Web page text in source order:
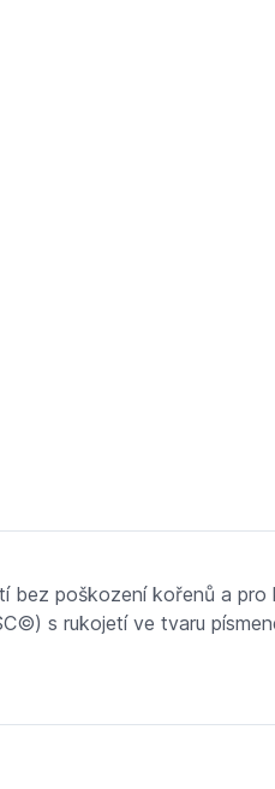
bez poškození kořenů a
s rukojetí ve tvaru